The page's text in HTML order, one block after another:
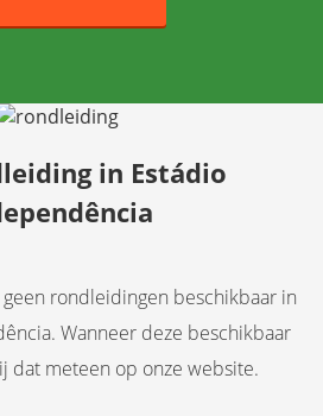
in Estádio
rondleidingen beschikbaar in
Wanneer deze beschikbaar
dat meteen op onze website.